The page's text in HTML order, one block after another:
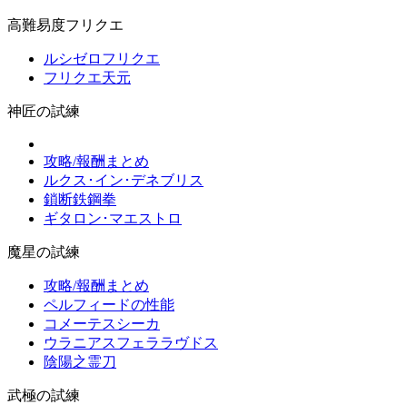
高難易度フリクエ
ルシゼロフリクエ
フリクエ天元
神匠の試練
攻略/報酬まとめ
ルクス･イン･デネブリス
鎖断鉄鋼拳
ギタロン･マエストロ
魔星の試練
攻略/報酬まとめ
ペルフィードの性能
コメーテスシーカ
ウラニアスフェララヴドス
陰陽之霊刀
武極の試練